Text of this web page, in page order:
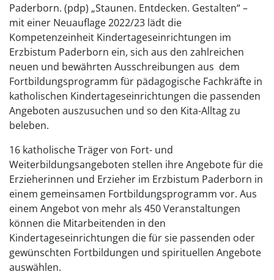
Paderborn. (pdp) „Staunen. Entdecken. Gestalten“ –
mit einer Neuauflage 2022/23 lädt die
Kompetenzeinheit Kindertageseinrichtungen im
Erzbistum Paderborn ein, sich aus den zahlreichen
neuen und bewährten Ausschreibungen aus dem
Fortbildungsprogramm für pädagogische Fachkräfte in
katholischen Kindertageseinrichtungen die passenden
Angeboten auszusuchen und so den Kita-Alltag zu
beleben.
16 katholische Träger von Fort- und
Weiterbildungsangeboten stellen ihre Angebote für die
Erzieherinnen und Erzieher im Erzbistum Paderborn in
einem gemeinsamen Fortbildungsprogramm vor. Aus
einem Angebot von mehr als 450 Veranstaltungen
können die Mitarbeitenden in den
Kindertageseinrichtungen die für sie passenden oder
gewünschten Fortbildungen und spirituellen Angebote
auswählen.